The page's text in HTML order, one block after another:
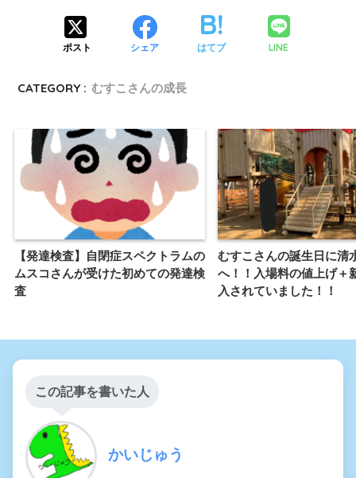
ポスト シェア はてブ LINE
CATEGORY : むすこさんの成長
【発達検査】自閉症スペクトラムの
ムスコさんが受けた初めての発達検
査
むすこさんの誕生日に清
へ！！入場料の値上げ＋
入されていました！！
この記事を書いた人
かいじゅう